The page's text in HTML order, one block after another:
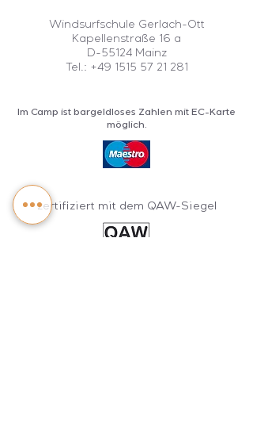
Windsurfschule Gerlach-Ott
Kapellenstraße 16 a
D-55124 Mainz
Tel.: +49 1515 57 21 281
Im Camp ist bargeldloses Zahlen mit EC-Karte
möglich.
zertifiziert mit dem QAW-Siegel